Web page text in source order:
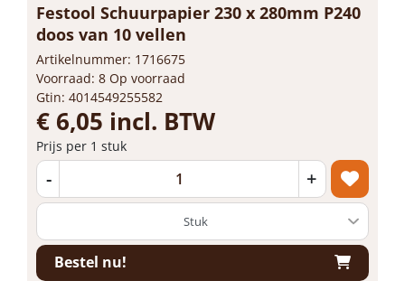
Festool Schuurpapier 230 x 280mm P240
doos van 10 vellen
Artikelnummer: 1716675
Voorraad: 8 Op voorraad
Gtin: 4014549255582
€ 6,05 incl. BTW
Prijs per 1 stuk
- +
Bestel nu!